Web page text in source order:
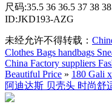
尺码:35.5 36 36.5 37 38
ID:JKD193-AZG
未经允许不得转载：
Clothes Bags handbags
China Factory suppliers
Beautiful Price » 180 Gali
阿迪达斯 贝壳头 时尚舒